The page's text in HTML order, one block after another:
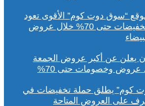
“سوق دوت كوم” الأقوى تعود
مجدداً.. تخفيضات حتى 70% خلال عروض
يعلن عن أكبر عروض الجمعة
عروض وخصومات حتى 70%
كوم” يطلق حملة تخفيضات في
على العروض المتاحة